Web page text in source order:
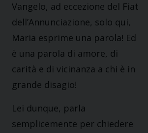
Vangelo, ad eccezione del Fiat
dell’Annunciazione, solo qui,
Maria esprime una parola! Ed
è una parola di amore, di
carità e di vicinanza a chi è in
grande disagio!
Lei dunque, parla
semplicemente per chiedere